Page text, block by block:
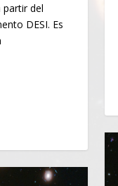
partir del
DESI. Es